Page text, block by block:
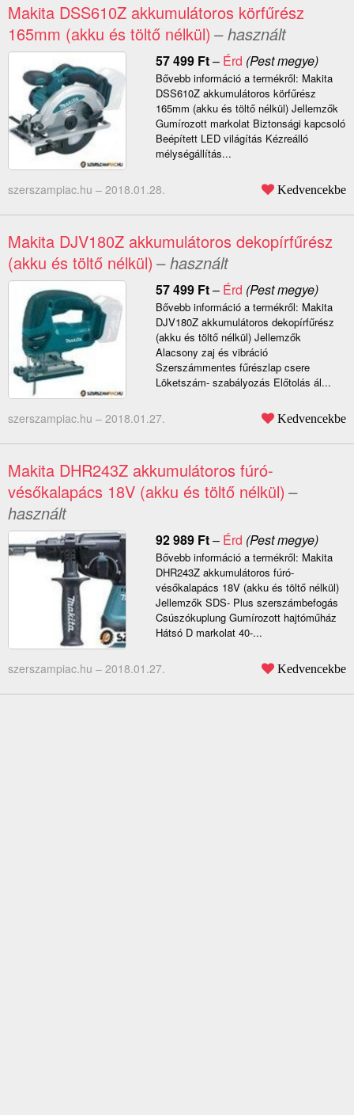
Makita DSS610Z akkumulátoros körfűrész
165mm (akku és töltő nélkül) – használt
57 499 Ft– Érd (Pest megye)
Bővebb információ a termékről: Makita
DSS610Z akkumulátoros körfűrész
165mm (akku és töltő nélkül) Jellemzők
Gumírozott markolat Biztonsági kapcsoló
Beépített LED világítás Kézreálló
mélységállítás...
szerszampiac.hu – 2018.01.28. Kedvencekbe
Makita DJV180Z akkumulátoros dekopírfűrész
(akku és töltő nélkül) – használt
57 499 Ft– Érd (Pest megye)
Bővebb információ a termékről: Makita
DJV180Z akkumulátoros dekopírfűrész
(akku és töltő nélkül) Jellemzők
Alacsony zaj és vibráció
Szerszámmentes fűrészlap csere
Löketszám- szabályozás Előtolás ál...
szerszampiac.hu – 2018.01.27. Kedvencekbe
Makita DHR243Z akkumulátoros fúró-
vésőkalapács 18V (akku és töltő nélkül) –
használt
92 989 Ft– Érd (Pest megye)
Bővebb információ a termékről: Makita
DHR243Z akkumulátoros fúró-
vésőkalapács 18V (akku és töltő nélkül)
Jellemzők SDS- Plus szerszámbefogás
Csúszókuplung Gumírozott hajtóműház
Hátsó D markolat 40-...
szerszampiac.hu – 2018.01.27. Kedvencekbe